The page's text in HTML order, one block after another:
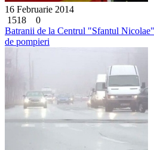
16 Februarie 2014
1518
0
Batranii de la Centrul "Sfantul
de pompieri